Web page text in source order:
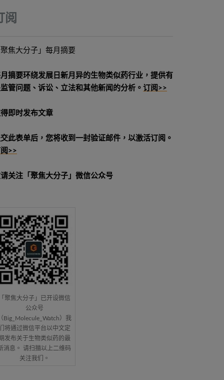
阅
焦大分子」每月摘要
摘要环绕发展日新月异的生物类似药行业，提供有
管问题、诉讼、立法和其他新闻的分析。 订阅>>
即时发布文章
此表单后，您将收到一封验证邮件，以激活订阅。
>>
关注「聚焦大分子」微信公众号
聚焦大分子」已开设微信
公众号
Big_Molecule_Watch）我
将通过微信平台以中文定
发布关于生物类似药的最
消息。 请扫描以上二维码
关注我们。